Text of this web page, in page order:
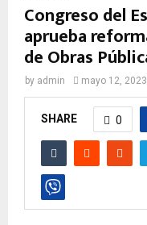
Congreso del
aprueba
de Obras
by admin mayo 12, 2023
SHARE 0